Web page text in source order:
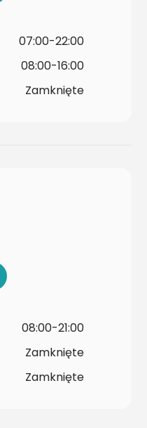
07:00-22:00
08:00-16:00
Zamknięte
08:00-21:00
Zamknięte
Zamknięte